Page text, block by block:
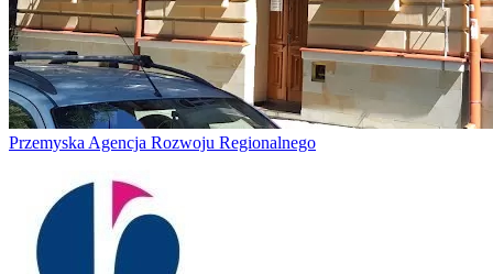
Przemyska Agencja Rozwoju Regionalnego